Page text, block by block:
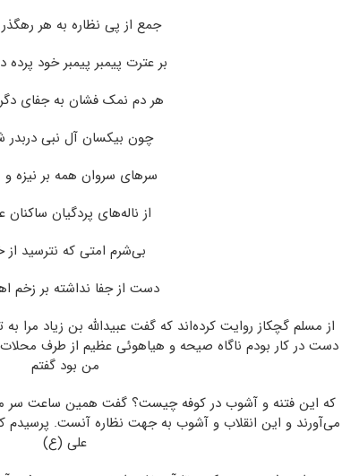
جمع از پی نظاره به هر
بر عترت پیمبر پیمبر خود پرده
هر دم نمک فشان به جفای
چون بیکسان آل نبی دربدر
سرهای سروان همه بر نیزه
از ناله‌های پردگیان
بی‌شرم امتی که نترسید از
دست از جفا نداشته بر زخم
از مسلم گچکاز روایت کرده‌اند که گفت عبیدالله بن زیاد مرا به
دست در کار بودم ناگاه صیحه و هیاهوئی عظیم از طرف
من بود گفتم
که این فتنه و آشوب در کوفه چیست؟ گفت همین ساعت سر
می‌آورند و این انقلاب و آشوب به جهت نظاره آنست.
علی (ع)